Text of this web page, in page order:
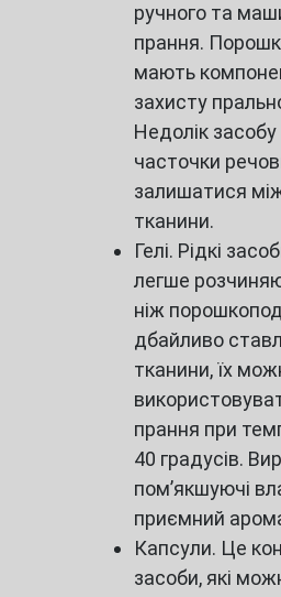
ручного та
прання.
мають
захисту
Недолік
часточки
залишатися
тканини.
Гелі. Рідкі
легше
ніж
дбайливо
тканини, їх
прання при
40 градусів.
пом’якшуючі
приємний
Капсули. Це
засоби, які